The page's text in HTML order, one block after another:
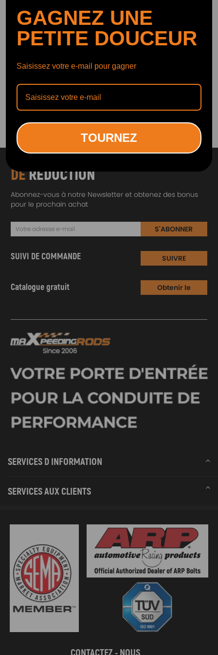
Amortisseur Suspension
Pneumatique Arrière +
Mercedes R W251 With
Ads
(0)
Kit compatible pour
Chevrolet Tahoe With Z55
ABONNEZ-VOUS ET OBTENEZ10%
DERÉDUCTION
Abonnez-vous à notre Newsletter et obtenez des bonus
pour le prochain achat
S'ABONNER
SUIVI DE COMMANDE SUIVRE
Catalogue gratuit
Obtenir le
SERVICES D INFORMATION
SERVICES AUX CLIENTS
GAGNEZ UNE
PETITE DOUCEUR
Saisissez votre e-mail pour gagner
TOURNEZ